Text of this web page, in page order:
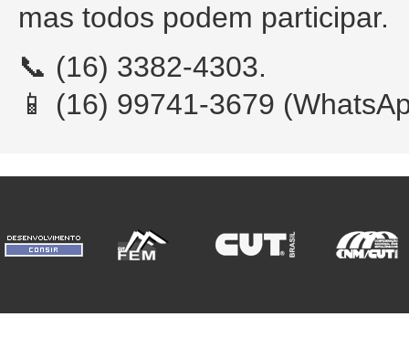
mas todos podem participar.
📞 (16) 3382-4303.
📱 (16) 99741-3679